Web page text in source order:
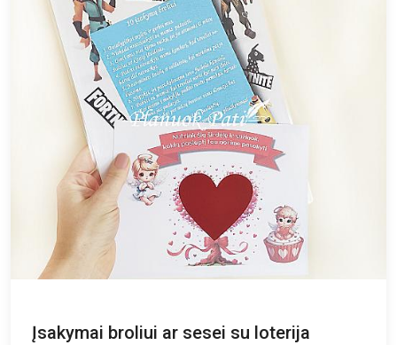
Įsakymai broliui ar sesei su loterija